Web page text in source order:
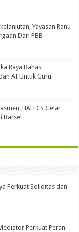
Yayasan Ranu
Dari PBB
Raya Bahas
AI Untuk Guru
HAFECS Gelar
Barsel
Perkuat Soliditas dan
Perkuat Peran